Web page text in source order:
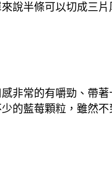
來說半條可以切成三
非常的有嚼勁、帶
的藍莓顆粒，雖然